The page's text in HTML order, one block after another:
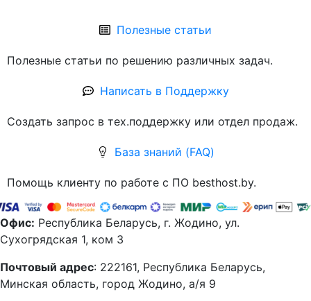
Полезные статьи
Полезные статьи по решению различных задач.
Написать в Поддержку
Создать запрос в тех.поддержку или отдел продаж.
База знаний (FAQ)
Помощь клиенту по работе с ПО besthost.by.
Офис: Республика Беларусь, г. Жодино, ул.
Сухогрядская 1, ком 3
Почтовый адрес: 222161, Республика Беларусь,
Минская область, город Жодино, а/я 9